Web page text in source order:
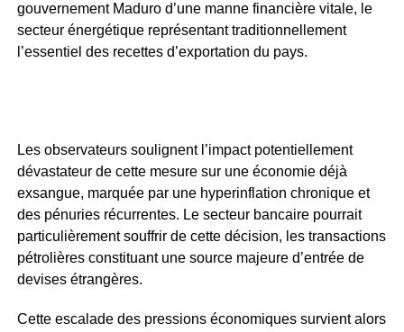
gouvernement Maduro d’une manne financière vitale, le
secteur énergétique représentant traditionnellement
l’essentiel des recettes d’exportation du pays.
Les observateurs soulignent l’impact potentiellement
dévastateur de cette mesure sur une économie déjà
exsangue, marquée par une hyperinflation chronique et
des pénuries récurrentes. Le secteur bancaire pourrait
particulièrement souffrir de cette décision, les transactions
pétrolières constituant une source majeure d’entrée de
devises étrangères.
Cette escalade des pressions économiques survient alors